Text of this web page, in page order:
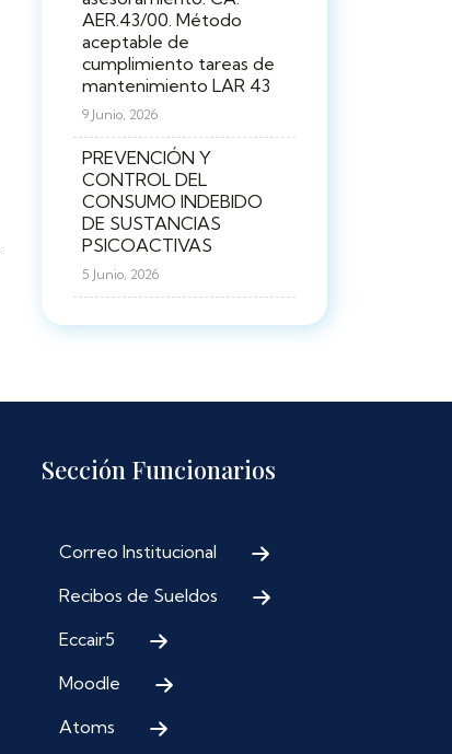
AER.43/00. Método
aceptable de
cumplimiento tareas de
mantenimiento LAR 43
9 Junio, 2026
PREVENCIÓN Y
CONTROL DEL
CONSUMO INDEBIDO
DE SUSTANCIAS
PSICOACTIVAS
5 Junio, 2026
Sección Funcionarios
Correo Institucional
Recibos de Sueldos
Eccair5
Moodle
Atoms